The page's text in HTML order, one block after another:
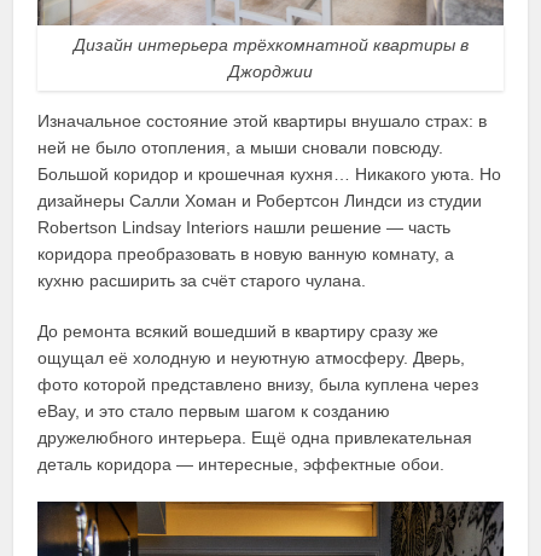
Дизайн интерьера трёхкомнатной квартиры в
Джорджии
Изначальное состояние этой квартиры внушало страх: в
ней не было отопления, а мыши сновали повсюду.
Большой коридор и крошечная кухня… Никакого уюта. Но
дизайнеры Салли Хоман и Робертсон Линдси из студии
Robertson Lindsay Interiors нашли решение — часть
коридора преобразовать в новую ванную комнату, а
кухню расширить за счёт старого чулана.
До ремонта всякий вошедший в квартиру сразу же
ощущал её холодную и неуютную атмосферу. Дверь,
фото которой представлено внизу, была куплена через
eBay, и это стало первым шагом к созданию
дружелюбного интерьера. Ещё одна привлекательная
деталь коридора — интересные, эффектные обои.